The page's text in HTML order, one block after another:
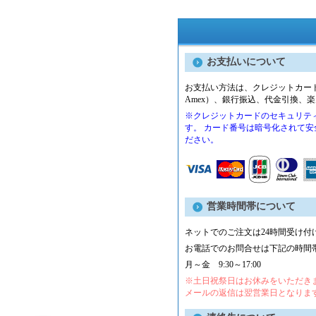
お支払いについて
お支払い方法は、クレジットカー
Amex）、銀行振込、代金引換、
※クレジットカードのセキュリテ
す。 カード番号は暗号化されて
ださい。
営業時間帯について
ネットでのご注文は24時間受け付
お電話でのお問合せは下記の時間
月～金 9:30～17:00
※土日祝祭日はお休みをいただき
メールの返信は翌営業日となりま